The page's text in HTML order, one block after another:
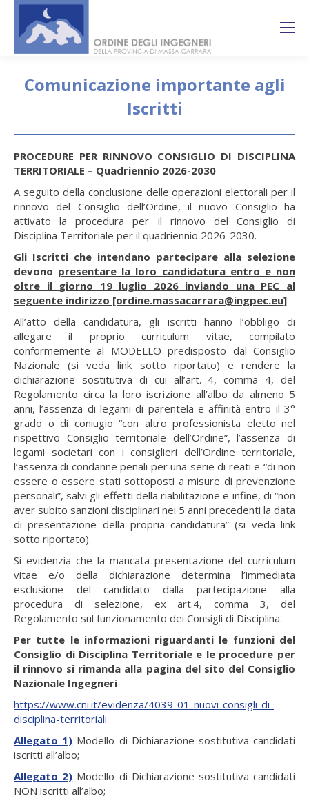
Comunicazione importante agli
Iscritti
PROCEDURE PER RINNOVO CONSIGLIO DI DISCIPLINA
TERRITORIALE – Quadriennio 2026-2030
A seguito della conclusione delle operazioni elettorali per il
rinnovo del Consiglio dell’Ordine, il nuovo Consiglio ha
attivato la procedura per il rinnovo del Consiglio di
Disciplina Territoriale per il quadriennio 2026-2030.
Gli Iscritti che intendano partecipare alla selezione
devono presentare la loro candidatura entro e non
oltre il giorno 19 luglio 2026 inviando una PEC al
seguente indirizzo [ordine.massacarrara@ingpec.eu]
All’atto della candidatura, gli iscritti hanno l’obbligo di
allegare il proprio curriculum vitae, compilato
conformemente al MODELLO predisposto dal Consiglio
Nazionale (si veda link sotto riportato) e rendere la
dichiarazione sostitutiva di cui all’art. 4, comma 4, del
Regolamento circa la loro iscrizione all’albo da almeno 5
anni, l’assenza di legami di parentela e affinità entro il 3°
grado o di coniugio “con altro professionista eletto nel
rispettivo Consiglio territoriale dell’Ordine”, l’assenza di
legami societari con i consiglieri dell’Ordine territoriale,
l’assenza di condanne penali per una serie di reati e “di non
essere o essere stati sottoposti a misure di prevenzione
personali”, salvi gli effetti della riabilitazione e infine, di “non
aver subito sanzioni disciplinari nei 5 anni precedenti la data
di presentazione della propria candidatura” (si veda link
sotto riportato).
Si evidenzia che la mancata presentazione del curriculum
vitae e/o della dichiarazione determina l’immediata
esclusione del candidato dalla partecipazione alla
procedura di selezione, ex art.4, comma 3, del
Regolamento sul funzionamento dei Consigli di Disciplina.
Per tutte le informazioni riguardanti le funzioni del
Consiglio di Disciplina Territoriale e le procedure per
il rinnovo si rimanda alla pagina del sito del Consiglio
Nazionale Ingegneri
https://www.cni.it/evidenza/4039-01-nuovi-consigli-di-
disciplina-territoriali
Allegato 1) Modello di Dichiarazione sostitutiva candidati
iscritti all’albo;
Allegato 2) Modello di Dichiarazione sostitutiva candidati
NON iscritti all’albo;